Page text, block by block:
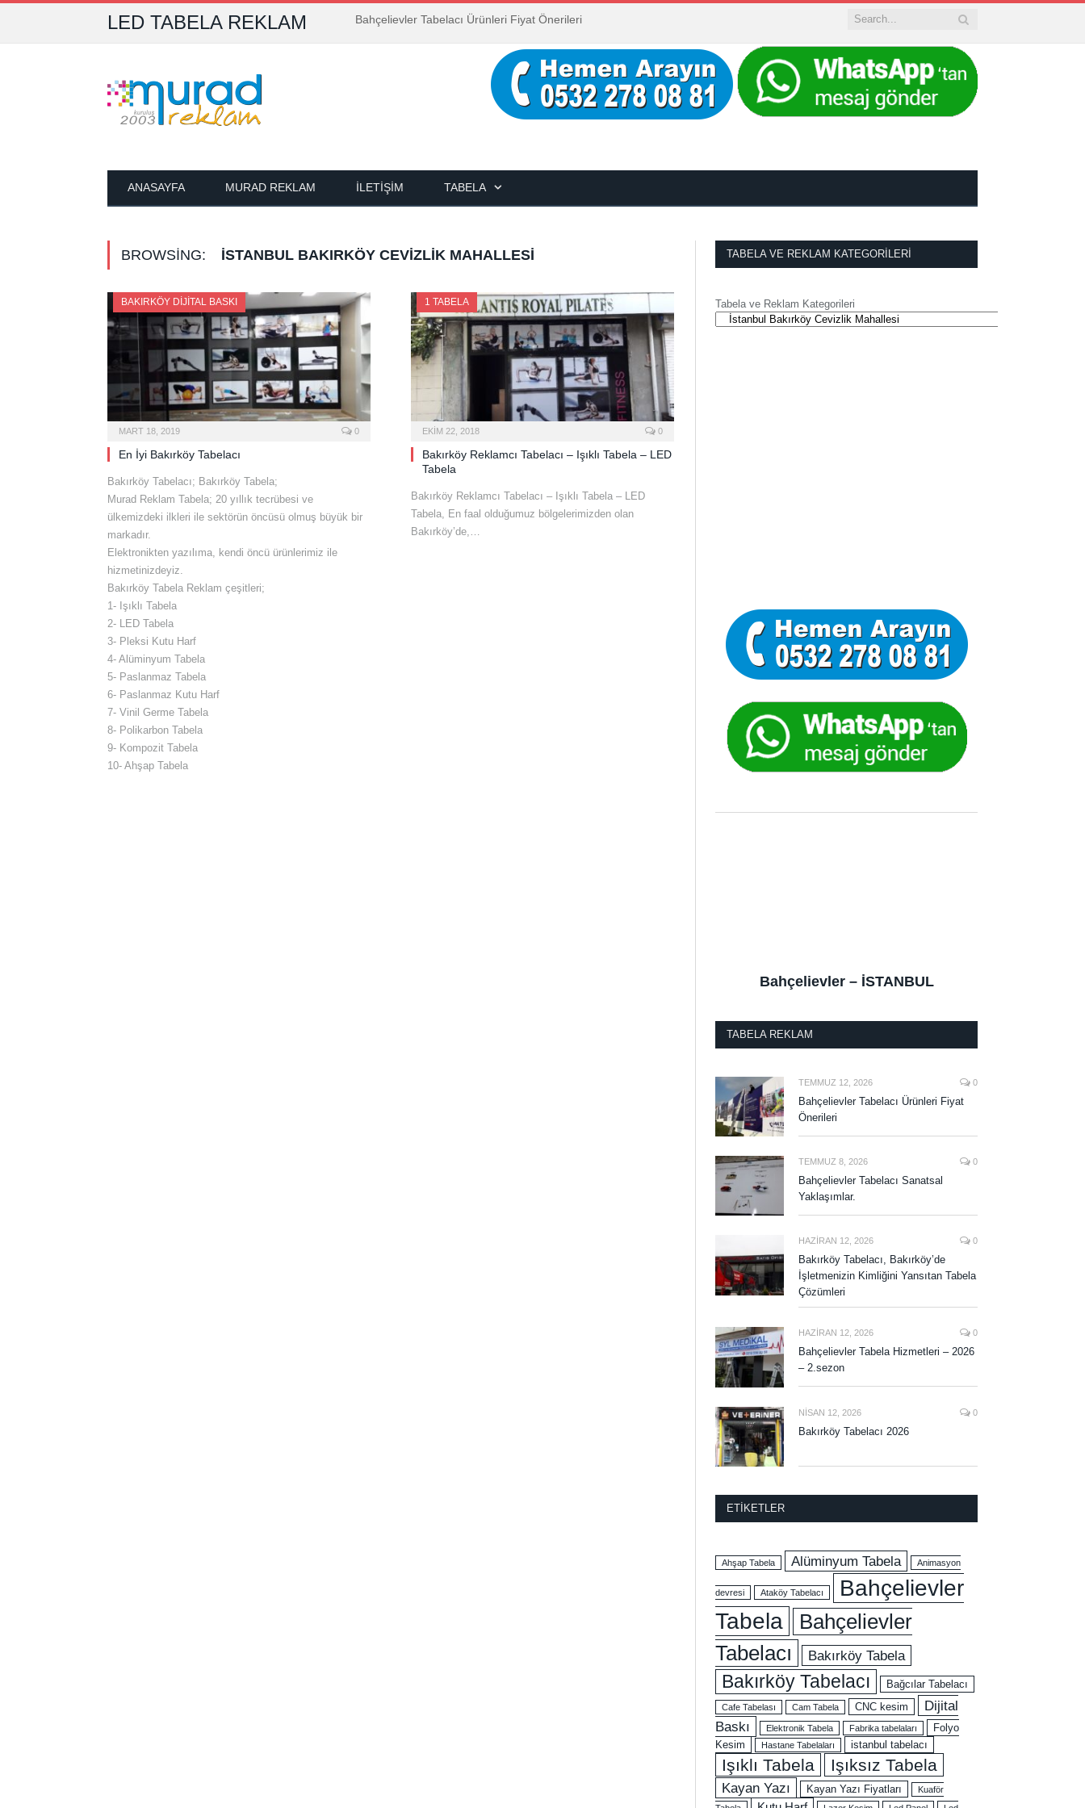
LED TABELA REKLAM Bahçelievler Tabelacı Ürünleri Fiyat Önerileri
ANASAYFA MURAD REKLAM İLETIŞIM TABELA
BROWSING: İSTANBUL BAKIRKÖY CEVIZLIK MAHALLESI
BAKIRKÖY DIJITAL BASKI
MART 18, 2019 0
En İyi Bakırköy Tabelacı
Bakırköy Tabelacı; Bakırköy Tabela;
Murad Reklam Tabela; 20 yıllık tecrübesi ve
ülkemizdeki ilkleri ile sektörün öncüsü olmuş büyük bir
markadır.
Elektronikten yazılıma, kendi öncü ürünlerimiz ile
hizmetinizdeyiz.
Bakırköy Tabela Reklam çeşitleri;
1- Işıklı Tabela
2- LED Tabela
3- Pleksi Kutu Harf
4- Alüminyum Tabela
5- Paslanmaz Tabela
6- Paslanmaz Kutu Harf
7- Vinil Germe Tabela
8- Polikarbon Tabela
9- Kompozit Tabela
10- Ahşap Tabela
1 TABELA
EKIM 22, 2018 0
Bakırköy Reklamcı Tabelacı – Işıklı Tabela – LED
Tabela
Bakırköy Reklamcı Tabelacı – Işıklı Tabela – LED
Tabela, En faal olduğumuz bölgelerimizden olan
Bakırköy’de,…
TABELA VE REKLAM KATEGORILERI
Tabela ve Reklam Kategorileri
Bahçelievler – İSTANBUL
TABELA REKLAM
TEMMUZ 12, 2026 0
Bahçelievler Tabelacı Ürünleri Fiyat
Önerileri
TEMMUZ 8, 2026 0
Bahçelievler Tabelacı Sanatsal
Yaklaşımlar.
HAZIRAN 12, 2026 0
Bakırköy Tabelacı, Bakırköy’de
İşletmenizin Kimliğini Yansıtan Tabela
Çözümleri
HAZIRAN 12, 2026 0
Bahçelievler Tabela Hizmetleri – 2026
– 2.sezon
NISAN 12, 2026 0
Bakırköy Tabelacı 2026
ETIKETLER
Ahşap Tabela Alüminyum Tabela Animasyon
devresi Ataköy Tabelacı
Bahçelievler
Tabela
Bahçelievler
Tabelacı
Bakırköy Tabela
Bakırköy Tabelacı Bağcılar Tabelacı
Cafe Tabelası Cam Tabela CNC kesim
Dijital
Baskı
Elektronik Tabela Fabrika tabelaları
Folyo
Kesim
Hastane Tabelaları istanbul tabelacı
Işıklı Tabela Işıksız Tabela
Kayan Yazı Kayan Yazı Fiyatları
Kuaför